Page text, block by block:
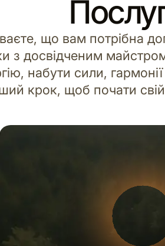
що вам потрібна
з досвідченим
набути сили,
крок, щоб почати